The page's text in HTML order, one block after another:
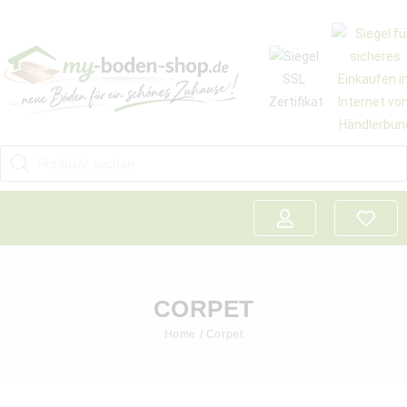
CORPET
Home / Corpet